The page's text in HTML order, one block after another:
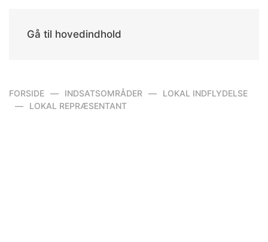
Gå til hovedindhold
FORSIDE INDSATSOMRÅDER
LOKAL INDFLYDELSE
LOKAL REPRÆSENTANT